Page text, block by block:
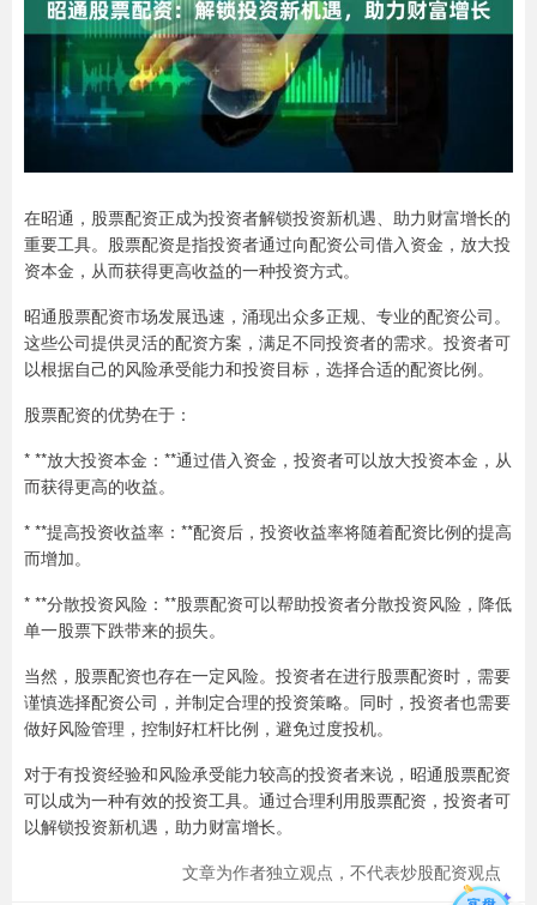
在昭通，股票配资正成为投资者解锁投资新机遇、助力财富增长的
重要工具。股票配资是指投资者通过向配资公司借入资金，放大投
资本金，从而获得更高收益的一种投资方式。
昭通股票配资市场发展迅速，涌现出众多正规、专业的配资公司。
这些公司提供灵活的配资方案，满足不同投资者的需求。投资者可
以根据自己的风险承受能力和投资目标，选择合适的配资比例。
股票配资的优势在于：
* **放大投资本金：**通过借入资金，投资者可以放大投资本金，从
而获得更高的收益。
* **提高投资收益率：**配资后，投资收益率将随着配资比例的提高
而增加。
* **分散投资风险：**股票配资可以帮助投资者分散投资风险，降低
单一股票下跌带来的损失。
当然，股票配资也存在一定风险。投资者在进行股票配资时，需要
谨慎选择配资公司，并制定合理的投资策略。同时，投资者也需要
做好风险管理，控制好杠杆比例，避免过度投机。
对于有投资经验和风险承受能力较高的投资者来说，昭通股票配资
可以成为一种有效的投资工具。通过合理利用股票配资，投资者可
以解锁投资新机遇，助力财富增长。
文章为作者独立观点，不代表炒股配资观点